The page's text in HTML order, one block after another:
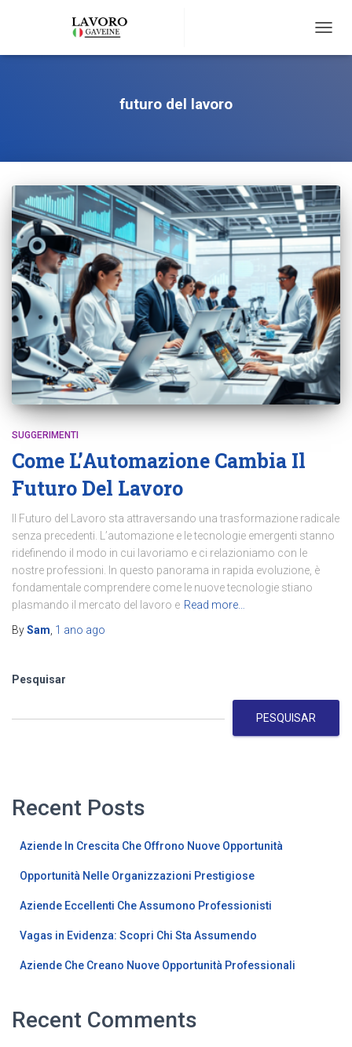
futuro del lavoro
SUGGERIMENTI
Come L’Automazione Cambia Il
Futuro Del Lavoro
Il Futuro del Lavoro sta attraversando una trasformazione radicale
senza precedenti. L’automazione e le tecnologie emergenti stanno
ridefinendo il modo in cui lavoriamo e ci relazioniamo con le
nostre professioni. In questo panorama in rapida evoluzione, è
fondamentale comprendere come le nuove tecnologie stiano
plasmando il mercato del lavoro e Read more…
BySam 1 ano ago
Pesquisar
PESQUISAR
Recent Posts
Aziende In Crescita Che Offrono Nuove Opportunità
Opportunità Nelle Organizzazioni Prestigiose
Aziende Eccellenti Che Assumono Professionisti
Vagas in Evidenza: Scopri Chi Sta Assumendo
Aziende Che Creano Nuove Opportunità Professionali
Recent Comments